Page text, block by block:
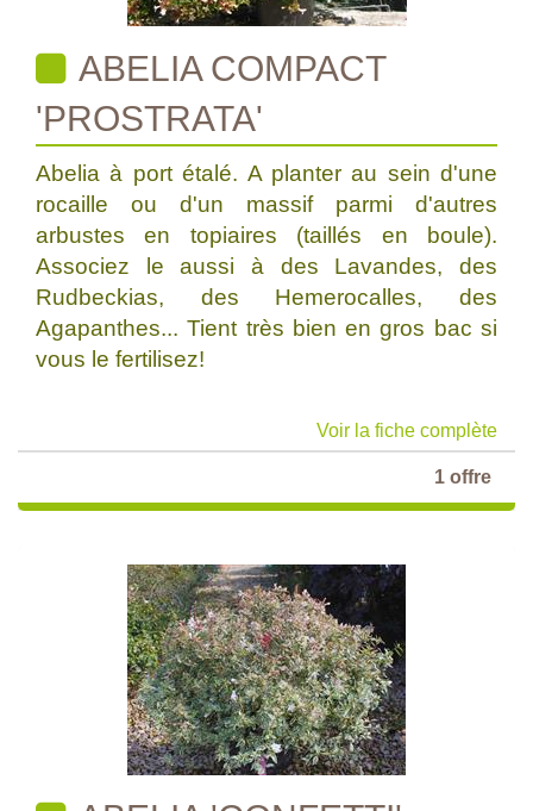
ABELIA COMPACT
'PROSTRATA'
Abelia à port étalé. A planter au sein d'une
rocaille ou d'un massif parmi d'autres
arbustes en topiaires (taillés en boule).
Associez le aussi à des Lavandes, des
Rudbeckias, des Hemerocalles, des
Agapanthes... Tient très bien en gros bac si
vous le fertilisez!
Voir la fiche complète
1 offre